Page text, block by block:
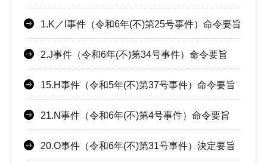
1.K／I事件（令和6年(不)第25号事件）命令要旨
2.J事件（令和6年(不)第34号事件）命令要旨
15.H事件（令和5年(不)第37号事件）命令要旨
21.N事件（令和6年(不)第4号事件）命令要旨
20.O事件（令和6年(不)第31号事件）決定要旨